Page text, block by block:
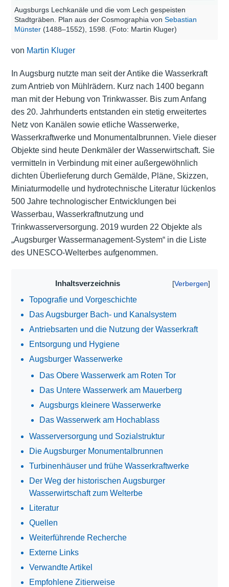
Augsburgs Lechkanäle und die vom Lech gespeisten
Stadtgräben. Plan aus der Cosmographia von Sebastian
Münster (1488–1552), 1598. (Foto: Martin Kluger)
von Martin Kluger
In Augsburg nutzte man seit der Antike die Wasserkraft
zum Antrieb von Mühlrädern. Kurz nach 1400 begann
man mit der Hebung von Trinkwasser. Bis zum Anfang
des 20. Jahrhunderts entstanden ein stetig erweitertes
Netz von Kanälen sowie etliche Wasserwerke,
Wasserkraftwerke und Monumentalbrunnen. Viele dieser
Objekte sind heute Denkmäler der Wasserwirtschaft. Sie
vermitteln in Verbindung mit einer außergewöhnlich
dichten Überlieferung durch Gemälde, Pläne, Skizzen,
Miniaturmodelle und hydrotechnische Literatur lückenlos
500 Jahre technologischer Entwicklungen bei
Wasserbau, Wasserkraftnutzung und
Trinkwasserversorgung. 2019 wurden 22 Objekte als
„Augsburger Wassermanagement-System“ in die Liste
des UNESCO-Welterbes aufgenommen.
Inhaltsverzeichnis
Topografie und Vorgeschichte
Das Augsburger Bach- und Kanalsystem
Antriebsarten und die Nutzung der Wasserkraft
Entsorgung und Hygiene
Augsburger Wasserwerke
Das Obere Wasserwerk am Roten Tor
Das Untere Wasserwerk am Mauerberg
Augsburgs kleinere Wasserwerke
Das Wasserwerk am Hochablass
Wasserversorgung und Sozialstruktur
Die Augsburger Monumentalbrunnen
Turbinenhäuser und frühe Wasserkraftwerke
Der Weg der historischen Augsburger
Wasserwirtschaft zum Welterbe
Literatur
Quellen
Weiterführende Recherche
Externe Links
Verwandte Artikel
Empfohlene Zitierweise